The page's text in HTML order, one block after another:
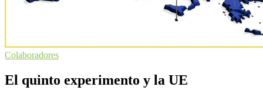
Colaboradores
El quinto experimento y la UE